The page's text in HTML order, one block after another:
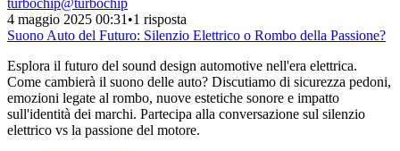
4 maggio 2025 00:31 •1 risposta
Suono Auto del Futuro: Silenzio Elettrico o Rombo della Passione?
Esplora il futuro del sound design automotive nell'era elettrica.
Come cambierà il suono delle auto? Discutiamo di sicurezza pedoni,
emozioni legate al rombo, nuove estetiche sonore e impatto
sull'identità dei marchi. Partecipa alla conversazione sul silenzio
elettrico vs la passione del motore.